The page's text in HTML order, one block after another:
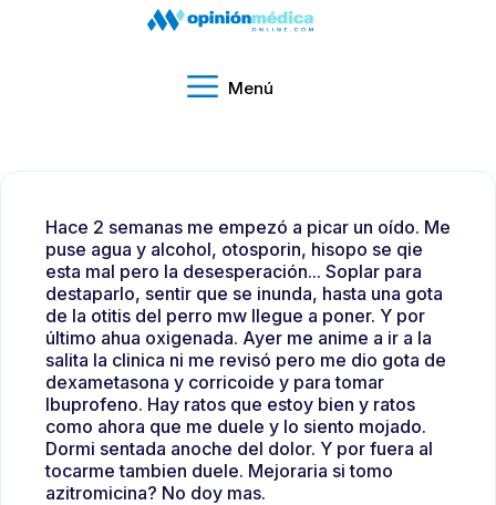
Menú
Hace 2 semanas me empezó a picar un oído. Me
puse agua y alcohol, otosporin, hisopo se qie
esta mal pero la desesperación... Soplar para
destaparlo, sentir que se inunda, hasta una gota
de la otitis del perro mw llegue a poner. Y por
último ahua oxigenada. Ayer me anime a ir a la
salita la clinica ni me revisó pero me dio gota de
dexametasona y corricoide y para tomar
Ibuprofeno. Hay ratos que estoy bien y ratos
como ahora que me duele y lo siento mojado.
Dormi sentada anoche del dolor. Y por fuera al
tocarme tambien duele. Mejoraria si tomo
azitromicina? No doy mas.